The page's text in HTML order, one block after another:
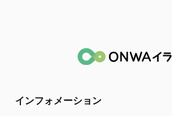
インフォメーション